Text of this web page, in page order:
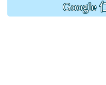
Google